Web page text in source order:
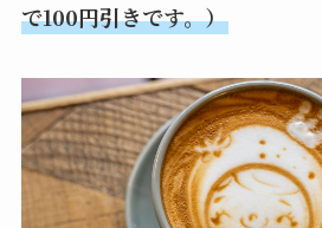
で100円引きです。）